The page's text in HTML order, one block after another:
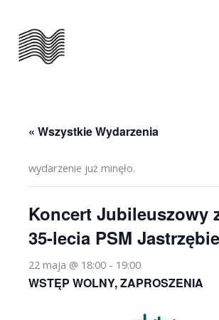
treści
« Wszystkie Wydarzenia
wydarzenie już minęło.
Koncert Jubileuszowy
35-lecia PSM
22 maja @ 18:00 - 19:00
WSTĘP WOLNY, ZAPROSZENIA